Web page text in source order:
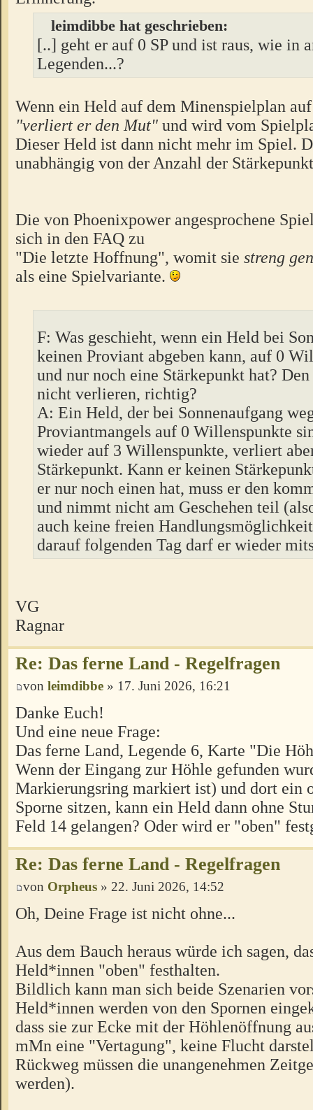
leimdibbe hat geschrieben:
[..] geht er auf 0 SP und ist raus, wie in
Legenden...?
Wenn ein Held auf dem Minenspielplan
"verliert er den Mut" und wird vom
Dieser Held ist dann nicht mehr im Spiel.
unabhängig von der Anzahl der
Die von Phoenixpower angesprochene
sich in den FAQ zu
"Die letzte Hoffnung", womit sie streng
als eine Spielvariante.
F: Was geschieht, wenn ein Held bei
keinen Proviant abgeben kann, auf 0
und nur noch eine Stärkepunkt hat?
nicht verlieren, richtig?
A: Ein Held, der bei Sonnenaufgang
Proviantmangels auf 0 Willenspunkte
wieder auf 3 Willenspunkte, verliert
Stärkepunkt. Kann er keinen
er nur noch einen hat, muss er den
und nimmt nicht am Geschehen teil
auch keine freien
darauf folgenden Tag darf er wieder
VG
Ragnar
Re: Das ferne Land - Regelfragen
von leimdibbe » 17. Juni 2026, 16:21
Danke Euch!
Und eine neue Frage:
Das ferne Land, Legende 6, Karte "Die
Wenn der Eingang zur Höhle gefunden
Markierungsring markiert ist) und dort ein
Sporne sitzen, kann ein Held dann ohne
Feld 14 gelangen? Oder wird er "oben"
Re: Das ferne Land - Regelfragen
von Orpheus » 22. Juni 2026, 14:52
Oh, Deine Frage ist nicht ohne...
Aus dem Bauch heraus würde ich sagen,
Held*innen "oben" festhalten.
Bildlich kann man sich beide Szenarien
Held*innen werden von den Spornen
dass sie zur Ecke mit der Höhlenöffnung
mMn eine "Vertagung", keine Flucht
Rückweg müssen die unangenehmen
werden).